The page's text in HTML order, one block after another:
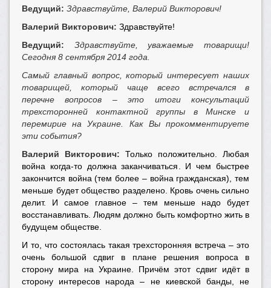
Ведущий: Здравствуйте, Валерий Викторович!
Валерий Викторович: Здравствуйте!
Ведущий: Здравствуйте, уважаемые товарищи!
Сегодня 8 сентября 2014 года.
Самый главный вопрос, который интересует наших
товарищей, который чаще всего встречался в
перечне вопросов – это итоги консультаций
трехсторонней контактной группы в Минске и
перемирие на Украине. Как Вы прокомментируете
эти события?
Валерий Викторович: Только положительно. Любая
война когда-то должна заканчиваться. И чем быстрее
закончится война (тем более – война гражданская), тем
меньше будет общество разделено. Кровь очень сильно
делит. И самое главное – тем меньше надо будет
восстанавливать. Людям должно быть комфортно жить в
будущем обществе.
И то, что состоялась такая трехсторонняя встреча – это
очень большой сдвиг в плане решения вопроса в
сторону мира на Украине. Причём этот сдвиг идёт в
сторону интересов народа – не киевской банды, не